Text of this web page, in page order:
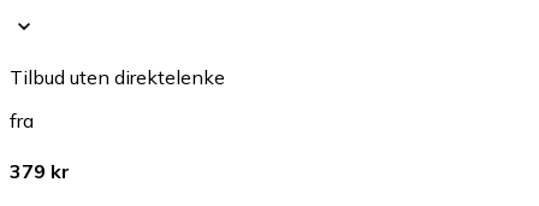
Tilbud uten direktelenke
fra
379 kr